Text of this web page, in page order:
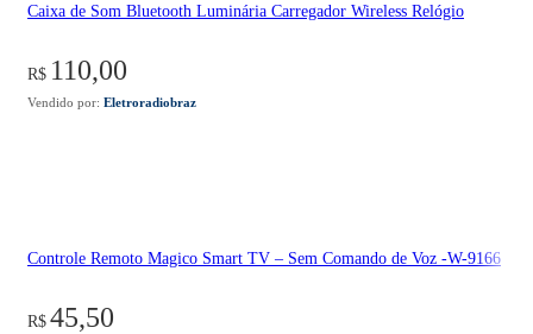
Caixa de Som Bluetooth Luminária Carregador Wireless Relógio
R$ 110,00
Vendido por: Eletroradiobraz
Controle Remoto Magico Smart TV – Sem Comando de Voz -W-9166
R$ 45,50